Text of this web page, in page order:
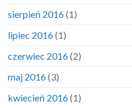
sierpień 2016(1)
lipiec 2016(1)
czerwiec 2016(2)
maj 2016(3)
kwiecień 2016(1)